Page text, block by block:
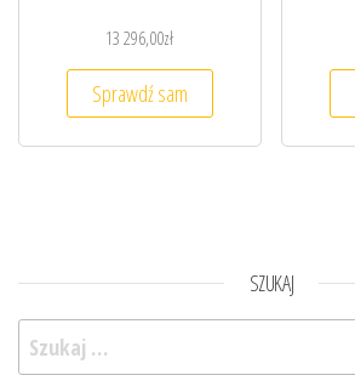
13 296,00zł
Sprawdź sam
SZUKAJ
Szukaj: